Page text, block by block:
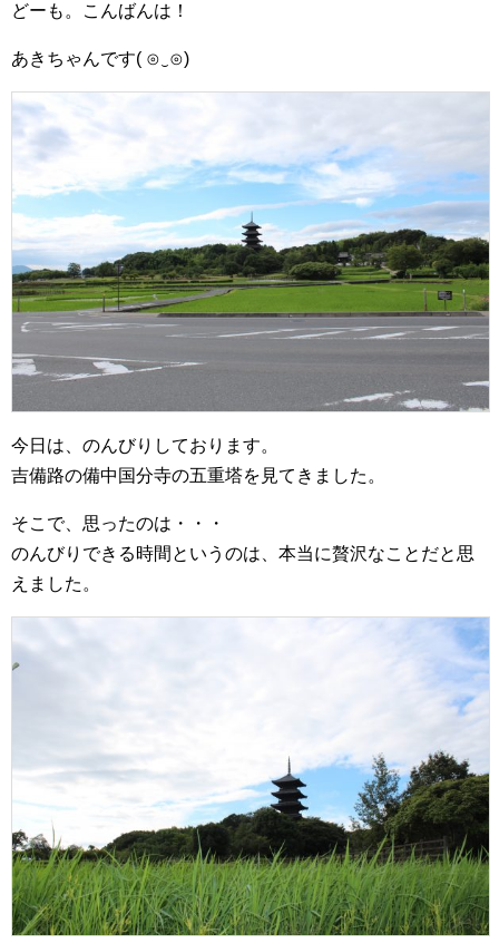
どーも。こんばんは！
あきちゃんです( ⊙‿⊙)
今日は、のんびりしております。
吉備路の備中国分寺の五重塔を見てきました。
そこで、思ったのは・・・
のんびりできる時間というのは、本当に贅沢なことだと思
えました。